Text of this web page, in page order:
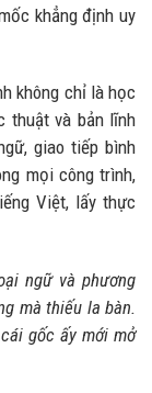
khẳng định uy
không chỉ là học
thuật và bản lĩnh
giao tiếp bình
mọi công trình,
Việt, lấy thực
ngữ và phương
mà thiếu la bàn.
gốc ấy mới mở